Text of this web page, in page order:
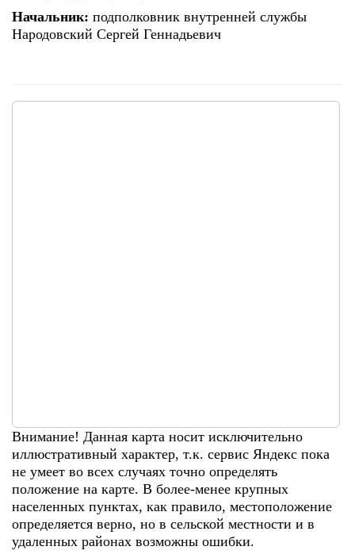
Начальник: подполковник внутренней службы
Народовский Сергей Геннадьевич
Внимание! Данная карта носит исключительно
иллюстративный характер, т.к. сервис Яндекс пока
не умеет во всех случаях точно определять
положение на карте. В более-менее крупных
населенных пунктах, как правило, местоположение
определяется верно, но в сельской местности и в
удаленных районах возможны ошибки.